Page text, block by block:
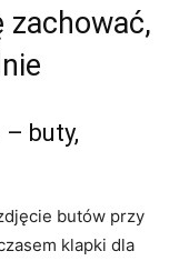
zachować,
buty,
butów przy
klapki dla